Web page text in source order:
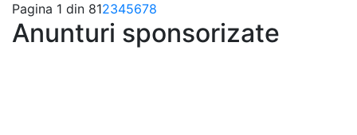
Pagina 1 din 812345678
Anunturi sponsorizate